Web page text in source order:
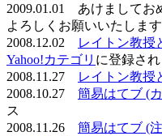
2009.01.01 あけましてお
よろしくお願いいたします
2008.12.02
レイトン教授
Yahoo!カテゴリ に登録され
2008.11.27
レイトン教授
2008.10.27 簡易はてブ (
ス
2008.11.26 簡易はてブ (